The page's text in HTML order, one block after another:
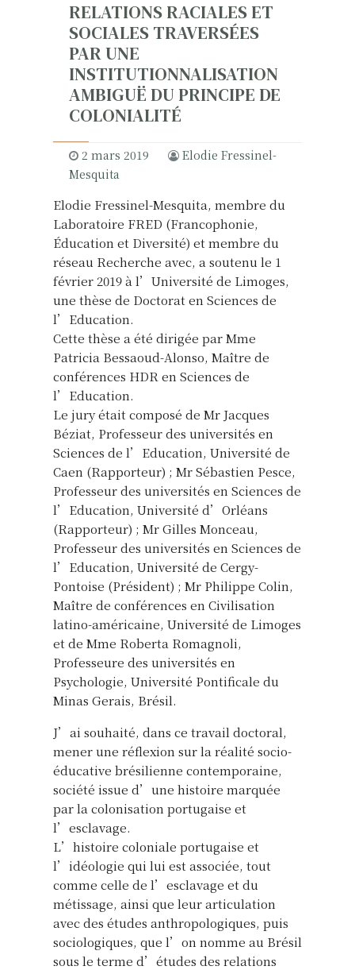
RELATIONS RACIALES ET
SOCIALES TRAVERSÉES
PAR UNE
INSTITUTIONNALISATION
AMBIGUË DU PRINCIPE DE
COLONIALITÉ
2 mars 2019
Elodie Fressinel-
Mesquita
Elodie Fressinel-Mesquita, membre du
Laboratoire FRED (Francophonie,
Éducation et Diversité) et membre du
réseau Recherche avec, a soutenu le 1
février 2019 à l’Université de Limoges,
une thèse de Doctorat en Sciences de
l’Education.
Cette thèse a été dirigée par Mme
Patricia Bessaoud-Alonso, Maître de
conférences HDR en Sciences de
l’Education.
Le jury était composé de Mr Jacques
Béziat, Professeur des universités en
Sciences de l’Education, Université de
Caen (Rapporteur) ; Mr Sébastien Pesce,
Professeur des universités en Sciences de
l’Education, Université d’Orléans
(Rapporteur) ; Mr Gilles Monceau,
Professeur des universités en Sciences de
l’Education, Université de Cergy-
Pontoise (Président) ; Mr Philippe Colin,
Maître de conférences en Civilisation
latino-américaine, Université de Limoges
et de Mme Roberta Romagnoli,
Professeure des universités en
Psychologie, Université Pontificale du
Minas Gerais, Brésil.
J’ai souhaité, dans ce travail doctoral,
mener une réflexion sur la réalité socio-
éducative brésilienne contemporaine,
société issue d’une histoire marquée
par la colonisation portugaise et
l’esclavage.
L’histoire coloniale portugaise et
l’idéologie qui lui est associée, tout
comme celle de l’esclavage et du
métissage, ainsi que leur articulation
avec des études anthropologiques, puis
sociologiques, que l’on nomme au Brésil
sous le terme d’études des relations